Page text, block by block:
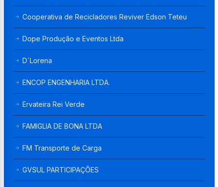
Cooperativa de Recicladores Reviver Edson Teteu
Dope Produção e Eventos Ltda
D´Lorena
ENCOP ENGENHARIA LTDA.
Ervateira Rei Verde
FAMIGLIA DE BONA LTDA
FM Transporte de Carga
GVSUL PARTICIPAÇÕES